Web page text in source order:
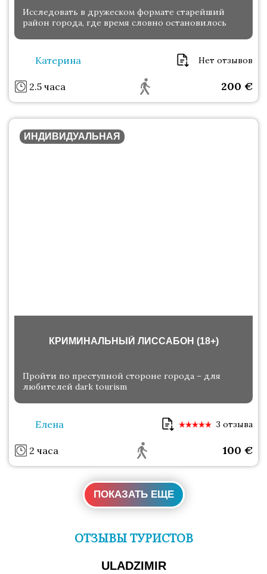
Исследовать в дружеском формате старейший
район города, где время словно остановилось
Катерина Нет отзывов
2.5 часа 200 €
ИНДИВИДУАЛЬНАЯ
КРИМИНАЛЬНЫЙ ЛИССАБОН (18+)
Пройти по преступной стороне города – для
любителей dark tourism
Елена 3 отзыва
2 часа 100 €
ПОКАЗАТЬ ЕЩЕ
ОТЗЫВЫ ТУРИСТОВ
ULADZIMIR